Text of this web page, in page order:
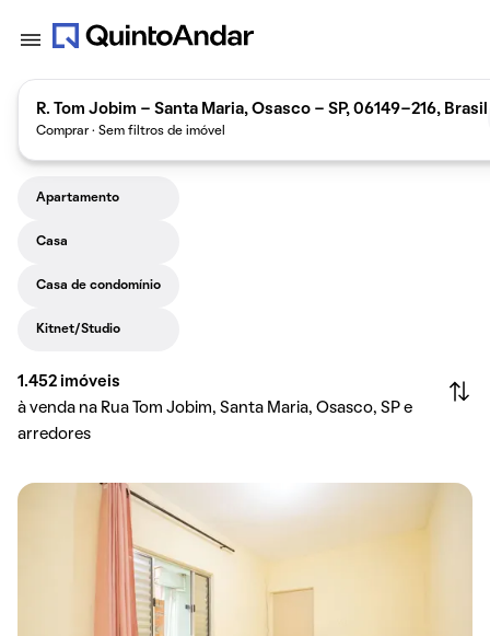
R. Tom Jobim - Santa Maria, Osasco - SP, 06149-216, Brasil
Comprar · Sem filtros de imóvel
Apartamento
Casa
Casa de condomínio
Kitnet/Studio
1.452 imóveis
à venda na Rua Tom Jobim, Santa Maria, Osasco, SP e
arredores